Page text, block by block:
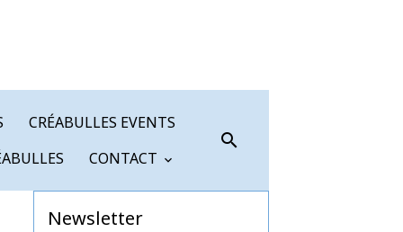
CRÉABULLES EVENTS
CONTACT
Newsletter